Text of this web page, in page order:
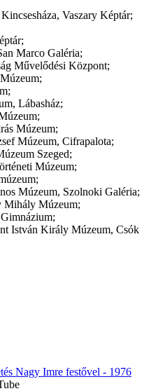
Vaszary Képtár;
Marco Galéria;
Művelődési Központ;
Lábasház;
Múzeum;
Múzeum, Cifrapalota;
Szeged;
Múzeum;
Múzeum, Szolnoki Galéria;
Mihály Múzeum;
István Király Múzeum, Csók
Nagy Imre festővel - 1976